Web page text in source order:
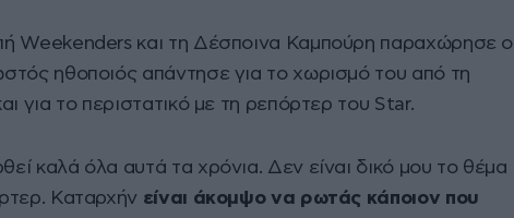
Weekenders και τη Δέσποινα Καμπούρη παραχώρησε ο
ηθοποιός απάντησε για το χωρισμό του από τη
για το περιστατικό με τη ρεπόρτερ του Star.
καλά όλα αυτά τα χρόνια. Δεν είναι δικό μου το θέμα
Καταρχήν είναι άκομψο να ρωτάς κάποιον που